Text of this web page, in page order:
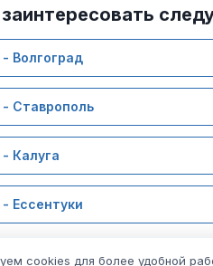
заинтересовать
Волгоград
Ставрополь
Калуга
Ессентуки
cookies для более удобной